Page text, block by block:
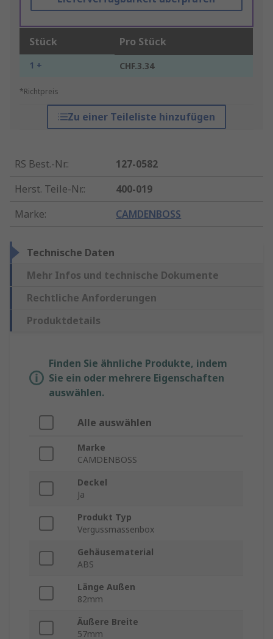
Stück Pro Stück
1 + CHF.3.34
*Richtpreis
Zu einer Teileliste hinzufügen
RS Best.-Nr.:
127-0582
Herst. Teile-Nr.:
400-019
Marke: CAMDENBOSS
Technische Daten
Mehr Infos und technische Dokumente
Rechtliche Anforderungen
Produktdetails
Finden Sie ähnliche Produkte, indem
Sie ein oder mehrere Eigenschaften
auswählen.
Alle auswählen
Marke
CAMDENBOSS
Deckel
Ja
Produkt Typ
Vergussmassenbox
Gehäusematerial
ABS
Länge Außen
82mm
Äußere Breite
57mm